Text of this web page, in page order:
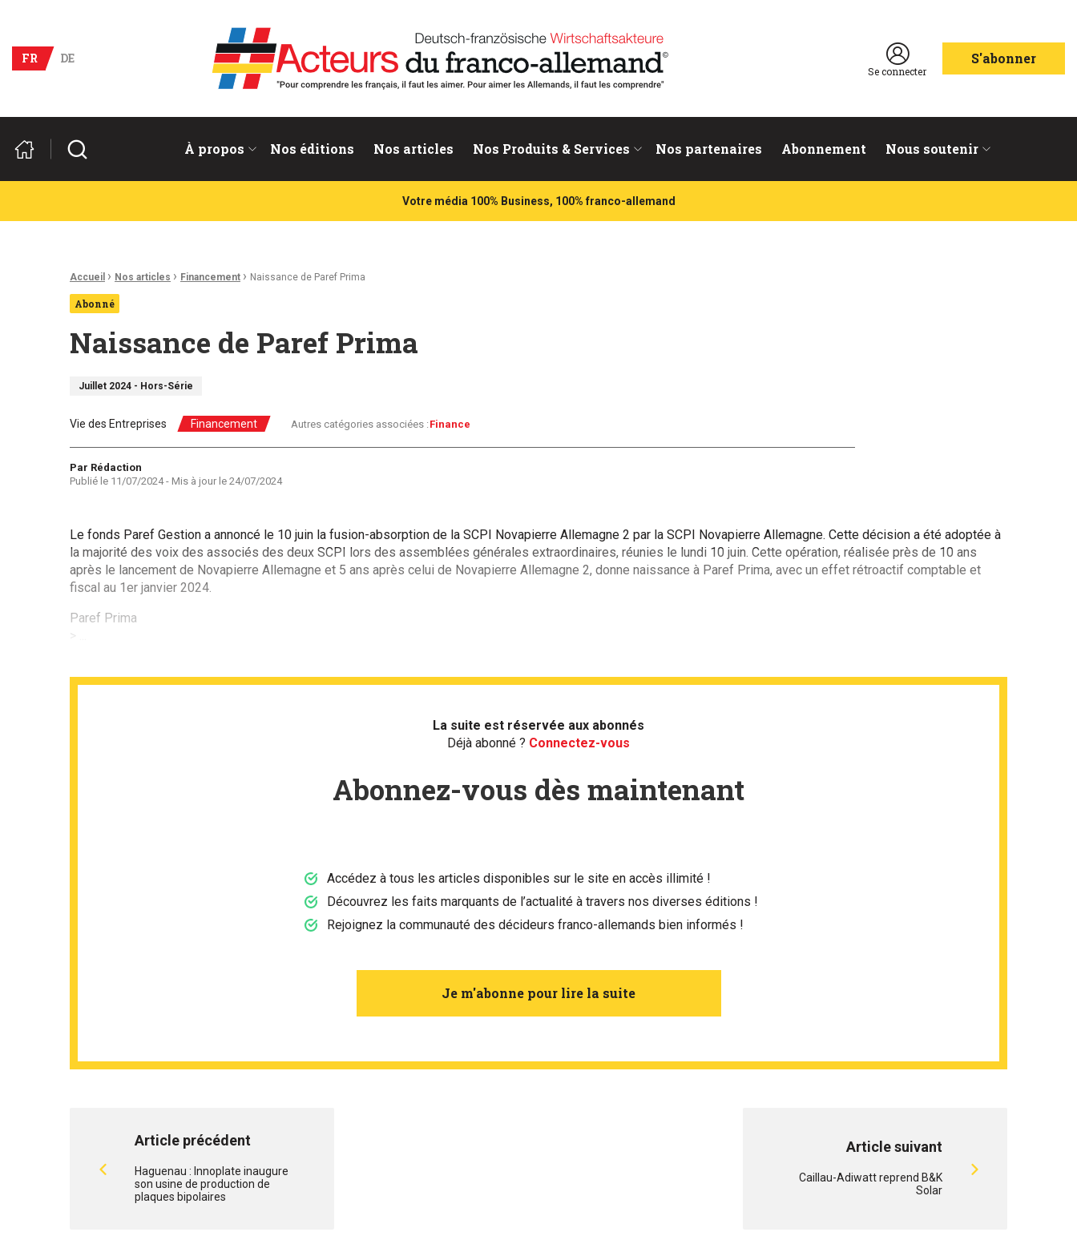
Acteurs du franco-allemand
FR
DE
Se connecter
S'abonner
À propos Nos éditions Nos articles Nos Produits & Services Nos partenaires Abonnement Nous soutenir
Rechercher
Votre média 100% Business, 100% franco-allemand
Fil d'Ariane :
Accueil › Nos articles › Financement › Naissance de Paref Prima
Abonné
Naissance de Paref Prima
Juillet 2024 - Hors-Série
Vie des Entreprises Financement Autres catégories associées : Finance
Auteur
Par Rédaction
Publié le 11/07/2024- Mis à jour le 24/07/2024
Le fonds Paref Gestion a annoncé le 10 juin la fusion-absorption de la SCPI Novapierre Allemagne 2 par la SCPI Novapierre Allemagne. Cette décision a été adoptée à
la majorité des voix des associés des deux SCPI lors des assemblées générales extraordinaires, réunies le lundi 10 juin. Cette opération, réalisée près de 10 ans
après le lancement de Novapierre Allemagne et 5 ans après celui de Novapierre Allemagne 2, donne naissance à Paref Prima, avec un effet rétroactif comptable et
fiscal au 1er janvier 2024.
Paref Prima
> ...
La suite est réservée aux abonnés
Déjà abonné ? Connectez-vous
Abonnez-vous dès maintenant
Accédez à tous les articles disponibles sur le site en accès illimité !
Découvrez les faits marquants de l’actualité à travers nos diverses éditions !
Rejoignez la communauté des décideurs franco-allemands bien informés !
Je m'abonne pour lire la suite
Article précédent
Haguenau : Innoplate inaugure
son usine de production de
plaques bipolaires
Article suivant
Caillau-Adiwatt reprend B&K
Solar